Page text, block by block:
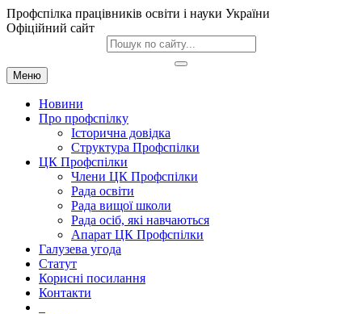
Профспілка працівників освіти і науки України
Офіційний сайт
Меню
Новини
Про профспілку
Історична довідка
Структура Профспілки
ЦК Профспілки
Члени ЦК Профспілки
Рада освіти
Рада вищої школи
Рада осіб, які навчаються
Апарат ЦК Профспілки
Галузева угода
Статут
Корисні посилання
Контакти